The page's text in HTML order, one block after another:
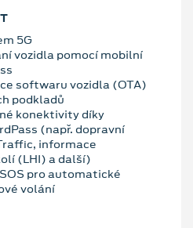
5G
vozidla pomocí mobilní
softwaru vozidla (OTA)
podkladů
konektivity díky
(např. dopravní
informace
(LHI) a další)
pro automatické
volání